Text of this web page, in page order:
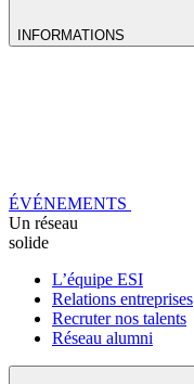
INFORMATIONS
ÉVÉNEMENTS
Un réseau
solide
L’équipe ESI
Relations entreprises
Recruter nos talents
Réseau alumni